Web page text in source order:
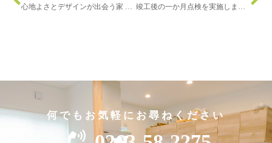
何でもお気軽にお尋ねください
0263-58-2275